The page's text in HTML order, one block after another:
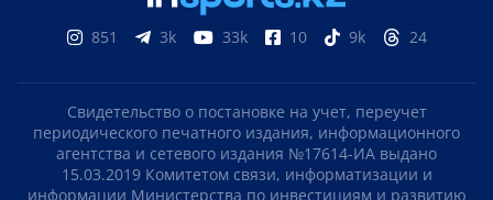
851 3k 33k 10 9k 24
Свидетельство о постановке на учет, переучет
периодического печатного издания, информационного
агентства и сетевого издания №17614-ИА выдано
15.03.2019 Комитетом связи, информатизации и
информации Министерства по инвестициям и развитию